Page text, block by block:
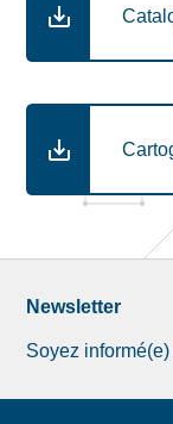
Newsletter
Soyez